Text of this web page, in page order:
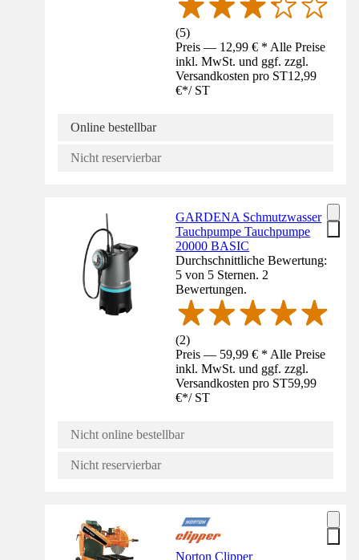
(5)
Preis — 12,99 € * Alle Preise
inkl. MwSt. und ggf. zzgl.
Versandkosten pro ST12,99
€*/ ST
Online bestellbar
Nicht reservierbar
GARDENA Schmutzwasser
Tauchpumpe Tauchpumpe
20000 BASIC
Durchschnittliche Bewertung:
5 von 5 Sternen. 2
Bewertungen.
(2)
Preis — 59,99 € * Alle Preise
inkl. MwSt. und ggf. zzgl.
Versandkosten pro ST59,99
€*/ ST
Nicht online bestellbar
Nicht reservierbar
Norton Clipper